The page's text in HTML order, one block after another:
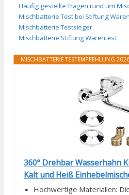
Häufig gestellte Fragen rund um
Mischbatterie Test bei Stiftung
Mischbatterie Testsieger
Mischbatterie Stiftung Warentest
MISCHBATTERIE TESTEMPFEHLUNG
360° Drehbar Wasserhahn
Kalt und Heiß
Hochwertige Materialien: